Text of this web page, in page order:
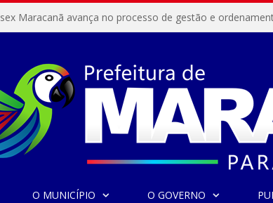
O MUNICÍPIO O GOVERNO